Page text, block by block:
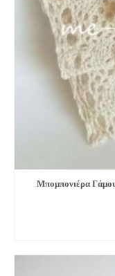
Μπομπονιέ­ρα